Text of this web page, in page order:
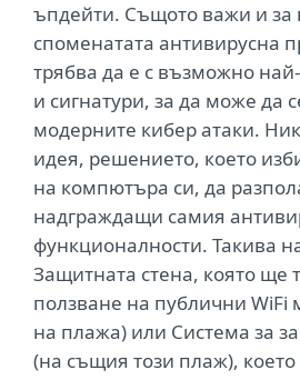
ъпдейти. Същото важи и за
споменатата антивирусна
трябва да е с възможно
и сигнатури, за да може да
модерните кибер атаки.
идея, решението, което
на компютъра си, да
надграждащи самия
функционалности. Такива
Защитната стена, която ще
ползване на публични
на плажа) или Система за
(на същия този плаж),